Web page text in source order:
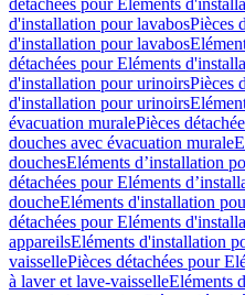
détachées pour Eléments
d'installation pour lavabosPièces
d'installation pour lavabos
détachées pour Eléments
d'installation pour urinoirsPièces
d'installation pour urinoirs
évacuation muralePièces
douches avec évacuation murale
douchesEléments d’installation
détachées pour Eléments
doucheEléments d'installation
détachées pour Eléments
appareilsEléments d'installation
vaissellePièces détachées pour
à laver et lave-vaisselleEléments